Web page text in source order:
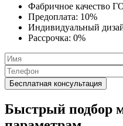
Фабричное качество
Предоплата: 10%
Индивидуальный
Рассрочка: 0%
Быстрый подбор